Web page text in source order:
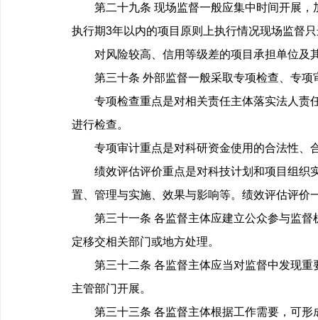
第二十九条 现场监督一般应集中时间开展，
执行期3年以内的项目原则上执行情况现场监督
对风险较高、信用等级差的项目承担单位及
第三十条 外部监督一般采取专项检查、专项
专项检查重点是对相关责任主体落实法人责任
进行检查。
专项审计重点是对科研资金使用的合法性、
绩效评估评价重点是对科技计划和项目组织实
置、管理与实施、效果与影响等。绩效评估评价
第三十一条 各监督主体应建立公众参与监督
定移交相关部门或地方处理。
第三十二条 各监督主体应当对监督中发现重
主管部门开展。
第三十三条 各监督主体根据工作需要，可形